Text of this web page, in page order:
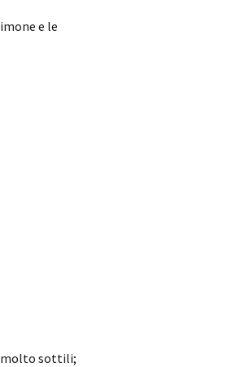
e le
molto sottili;